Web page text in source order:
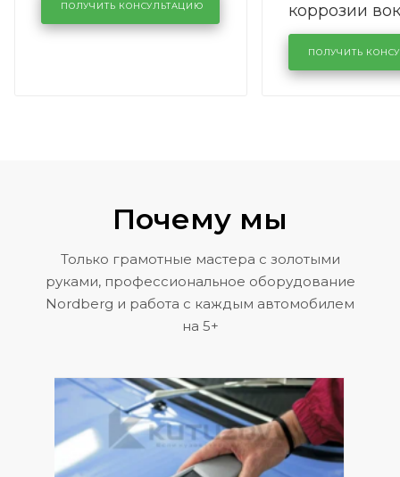
кузовном сервисе
KUTUZOVV
ПОЛУЧИТЬ КОНСУЛЬТАЦИЮ
коррозии
лобового
районе
Volkswagen
ПОЛУЧИТЬ
Почему мы
Только грамотные мастера с золотыми
руками, профессиональное оборудование
Nordberg и работа с каждым автомобилем
на 5+